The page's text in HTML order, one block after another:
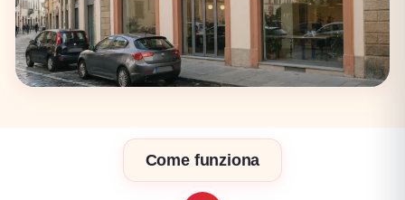
Come funziona